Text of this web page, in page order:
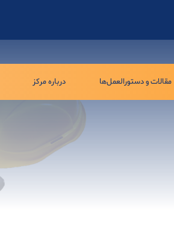
مقالات و دستورالعمل‌ها درباره مرکز